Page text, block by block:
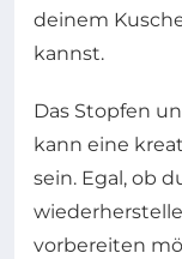
deinem
kannst.
Das Stopfen
kann eine
sein. Egal, ob
vorbereiten